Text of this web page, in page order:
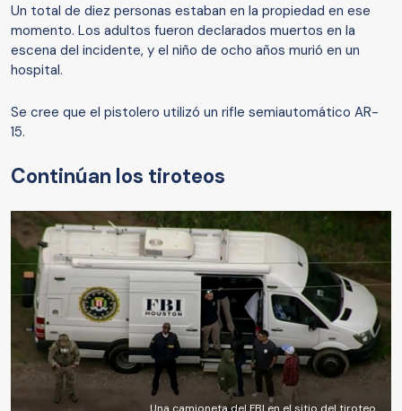
Un total de diez personas estaban en la propiedad en ese
momento. Los adultos fueron declarados muertos en la
escena del incidente, y el niño de ocho años murió en un
hospital.
Se cree que el pistolero utilizó un rifle semiautomático AR-
15.
Continúan los tiroteos